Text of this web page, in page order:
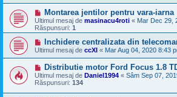
Montarea jentilor pentru vara-iarna
Ultimul mesaj de masinacu4roti « Mar Dec 29,
Răspunsuri: 1
Inchidere centralizata din
Ultimul mesaj de ccXI « Mar Aug 04, 2020 8:43
Distributie motor Ford Focus 1.8
Ultimul mesaj de Daniel1994 « Sâm Sep 07,
Răspunsuri: 134